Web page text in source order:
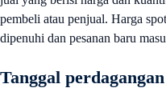
pembeli atau penjual. Harga
dipenuhi dan pesanan baru
Tanggal perdagangan